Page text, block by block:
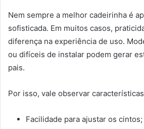
Nem sempre a melhor cadeirinha é
sofisticada. Em muitos casos,
diferença na experiência de uso.
ou difíceis de instalar podem gerar
pais.
Por isso, vale observar
Facilidade para ajustar os cintos;